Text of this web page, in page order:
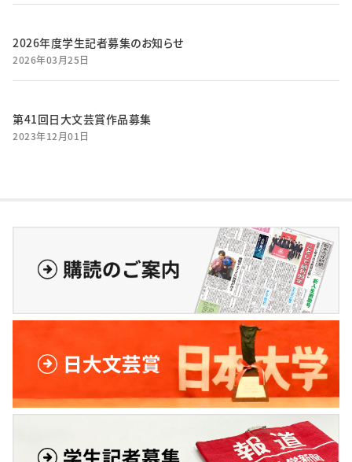
2026年度学生記者募集のお知らせ
2026年03月25日
第41回日大文芸賞作品募集
2023年12月01日